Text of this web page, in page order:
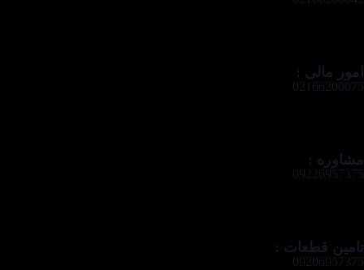
امور مالی :
02166200075
مشاوره :
09226957375
تامین قطعات :
09206957375